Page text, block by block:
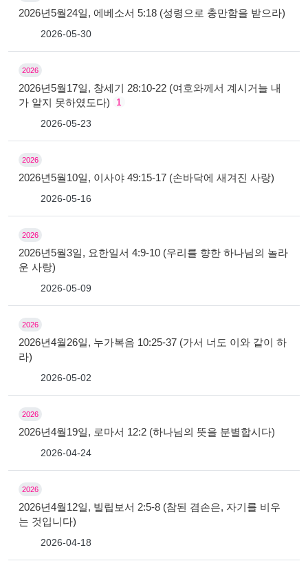
2026년5월24일, 에베소서 5:18 (성령으로 충만함을 받으라)
2026-05-30
2026
2026년5월17일, 창세기 28:10-22 (여호와께서 계시거늘 내
가 알지 못하였도다)
1
2026-05-23
2026
2026년5월10일, 이사야 49:15-17 (손바닥에 새겨진 사랑)
2026-05-16
2026
2026년5월3일, 요한일서 4:9-10 (우리를 향한 하나님의 놀라
운 사랑)
2026-05-09
2026
2026년4월26일, 누가복음 10:25-37 (가서 너도 이와 같이 하
라)
2026-05-02
2026
2026년4월19일, 로마서 12:2 (하나님의 뜻을 분별합시다)
2026-04-24
2026
2026년4월12일, 빌립보서 2:5-8 (참된 겸손은, 자기를 비우
는 것입니다)
2026-04-18